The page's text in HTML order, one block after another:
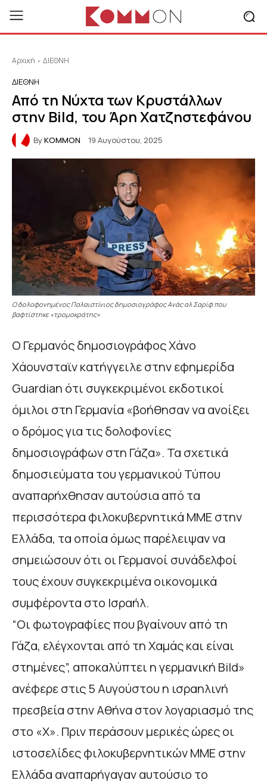
Αρχική ΔΙΕΘΝΗ
ΔΙΕΘΝΗ
Από τη Νύχτα των Κρυστάλλων
στην Bild, του Άρη Χατζηστεφάνου
ByKOMMON 19 Αυγούστου, 2025
Ο δολοφονημένος Παλαιστίνιος δημοσιογράφος Ανάς αλ Σαρίφ που
βαφτίστηκε «τρομοκράτης»
Ο Γερμανός δημοσιογράφος Χάνο
Χάουνσταϊν κατήγγειλε στην εφημερίδα
Guardian ότι συγκεκριμένοι εκδοτικοί
όμιλοι στη Γερμανία «βοήθησαν να ανοίξει
ο δρόμος για τις δολοφονίες
δημοσιογράφων στη Γάζα». Τα σχετικά
δημοσιεύματα του γερμανικού Τύπου
αναπαρήχθησαν αυτούσια από τα
περισσότερα φιλοκυβερνητικά ΜΜΕ στην
Ελλάδα, τα οποία όμως παρέλειψαν να
σημειώσουν ότι οι Γερμανοί συνάδελφοί
τους έχουν συγκεκριμένα οικονομικά
συμφέροντα στο Ισραήλ.
“Oι φωτογραφίες που βγαίνουν από τη
Γάζα, ελέγχονται από τη Χαμάς και είναι
στημένες”, αποκαλύπτει η γερμανική Bild»
ανέφερε στις 5 Αυγούστου η ισραηλινή
πρεσβεία στην Αθήνα στον λογαριασμό της
στο «X». Πριν περάσουν μερικές ώρες οι
ιστοσελίδες φιλοκυβερνητικών ΜΜΕ στην
Ελλάδα αναπαρήγαγαν αυτούσιο το